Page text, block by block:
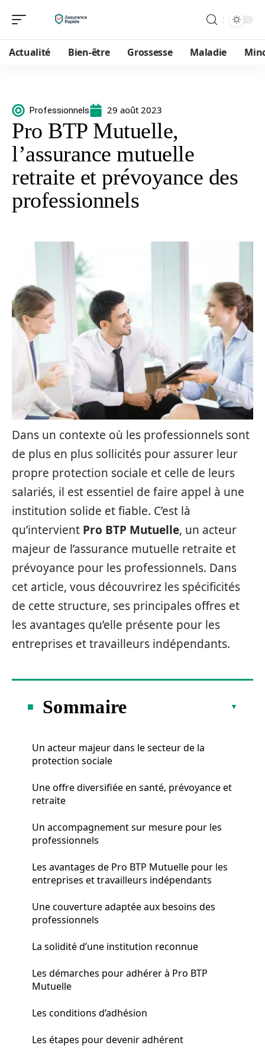
Actualité Bien-être Grossesse Maladie
Professionnels 29 août 2023
Pro BTP Mutuelle,
l’assurance mutuelle
retraite et prévoyance des
professionnels
Dans un contexte où les professionnels sont
de plus en plus sollicités pour assurer leur
propre protection sociale et celle de leurs
salariés, il est essentiel de faire appel à une
institution solide et fiable. C’est là
qu’intervient Pro BTP Mutuelle, un acteur
majeur de l’assurance mutuelle retraite et
prévoyance pour les professionnels. Dans
cet article, vous découvrirez les spécificités
de cette structure, ses principales offres et
les avantages qu’elle présente pour les
entreprises et travailleurs indépendants.
Sommaire
Un acteur majeur dans le secteur de la
protection sociale
Une offre diversifiée en santé, prévoyance et
retraite
Un accompagnement sur mesure pour les
professionnels
Les avantages de Pro BTP Mutuelle pour les
entreprises et travailleurs indépendants
Une couverture adaptée aux besoins des
professionnels
La solidité d’une institution reconnue
Les démarches pour adhérer à Pro BTP
Mutuelle
Les conditions d’adhésion
Les étapes pour devenir adhérent